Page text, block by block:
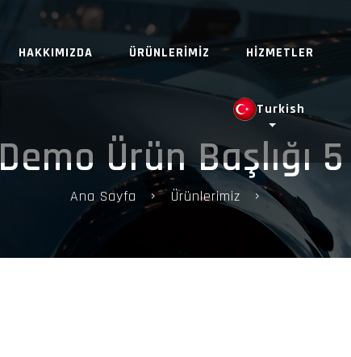
HAKKIMIZDA ÜRÜNLERİMİZ HİZMETLER
Turkish
Demo Ürün Başlığı 5
Ana Sayfa Ürünlerimiz